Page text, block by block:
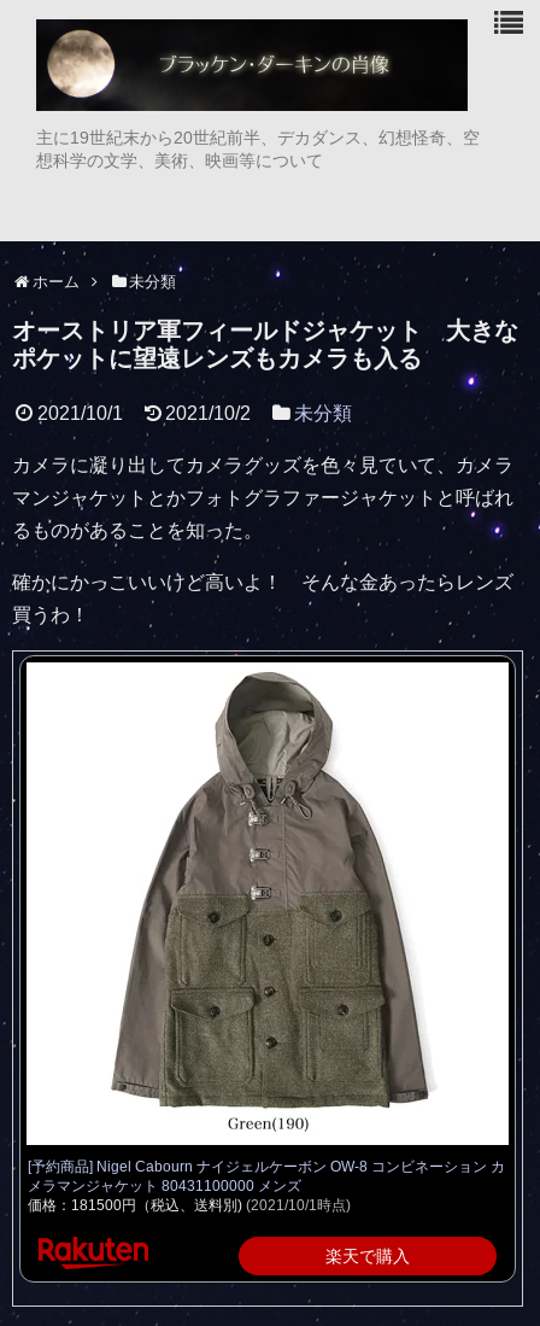
主に19世紀末から20世紀前半、デカダンス、幻想怪奇、空
想科学の文学、美術、映画等について
ホーム 未分類
オーストリア軍フィールドジャケット 大きな
ポケットに望遠レンズもカメラも入る
2021/10/1 2021/10/2 未分類
カメラに凝り出してカメラグッズを色々見ていて、カメラ
マンジャケットとかフォトグラファージャケットと呼ばれ
るものがあることを知った。
確かにかっこいいけど高いよ！ そんな金あったらレンズ
買うわ！
[予約商品] Nigel Cabourn ナイジェルケーボン OW-8 コンビネーション カ
メラマンジャケット 80431100000 メンズ
価格：181500円（税込、送料別) (2021/10/1時点)
楽天で購入